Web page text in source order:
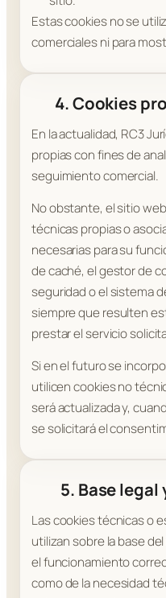
Estas cookies no se
comerciales ni para
4. Cookies
En la actualidad, RC3
propias con fines de
seguimiento comercial.
No obstante, el sitio
técnicas propias o
necesarias para su
de caché, el gestor de
seguridad o el sistema
siempre que resulten
prestar el servicio
Si en el futuro se
utilicen cookies no
será actualizada y,
se solicitará el
5. Base
Las cookies técnicas o
utilizan sobre la base
el funcionamiento
como de la necesidad